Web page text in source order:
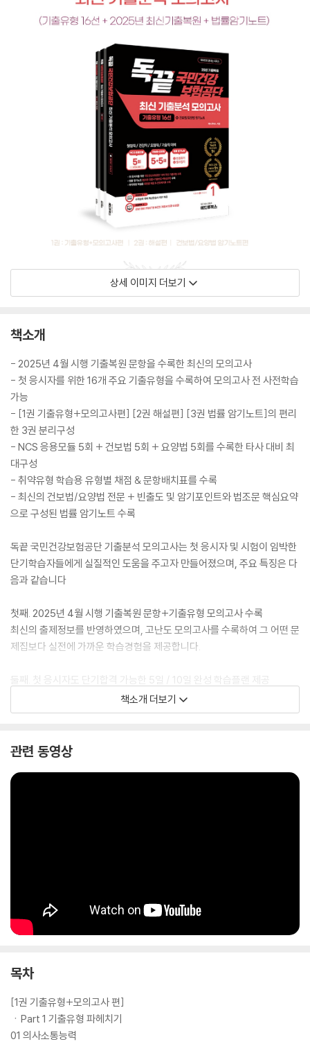
상세 이미지 더보기
책소개
- 2025년 4월 시행 기출복원 문항을 수록한 최신의 모의고사
- 첫 응시자를 위한 16개 주요 기출유형을 수록하여 모의고사 전 사전학습
가능
- [1권 기출유형+모의고사편] [2권 해설편] [3권 법률 암기노트]의 편리
한 3권 분리구성
- NCS 응용모듈 5회 + 건보법 5회 + 요양법 5회를 수록한 타사 대비 최
대구성
- 취약유형 학습용 유형별 채점 & 문항배치표를 수록
- 최신의 건보법/요양법 전문 + 빈출도 및 암기포인트와 법조문 핵심요약
으로 구성된 법률 암기노트 수록
독끝 국민건강보험공단 기출분석 모의고사는 첫 응시자 및 시험이 임박한
단기학습자들에게 실질적인 도움을 주고자 만들어졌으며, 주요 특징은 다
음과 같습니다
첫째. 2025년 4월 시행 기출복원 문항+기출유형 모의고사 수록
최신의 출제정보를 반영하였으며, 고난도 모의고사를 수록하여 그 어떤 문
제집보다 실전에 가까운 학습경험을 제공합니다.
둘째. 첫 응시자도 단기합격 가능한 5일 / 10일 완성 학습플랜 제공
주요 16개 기출유형에 대한 사전학습부터 NCS 응용모듈 + 법률까지 단
기간 완성 가능한 컨텐츠로만 구성하였습니다.
셋째. 법 초보자도 OK! 확실한 법률학습을 위한 법률 암기포인트+암기노
단순히 법률 조문만을 담은것이 아닌, 빈출도 / 핵심 암기&출제요소를 별
학습 할수 있도록 모의고사에 대한 유형별 채점 가이드와 문항배치표를 제
공합니다.
책소개 더보기
관련 동영상
목차
[1권 기출유형+모의고사 편]
ㆍPart 1 기출유형 파헤치기
01 의사소통능력